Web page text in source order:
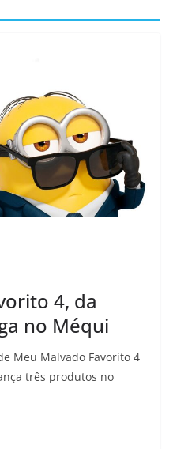
4, da
no Méqui
Meu Malvado Favorito 4
três produtos no